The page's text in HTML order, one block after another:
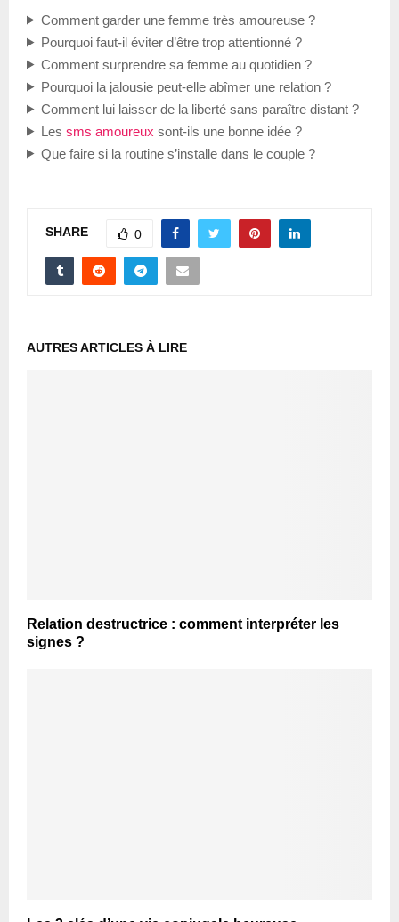
Comment garder une femme très amoureuse ?
Pourquoi faut-il éviter d’être trop attentionné ?
Comment surprendre sa femme au quotidien ?
Pourquoi la jalousie peut-elle abîmer une relation ?
Comment lui laisser de la liberté sans paraître distant ?
Les sms amoureux sont-ils une bonne idée ?
Que faire si la routine s’installe dans le couple ?
SHARE 0
AUTRES ARTICLES À LIRE
Relation destructrice : comment interpréter les
signes ?